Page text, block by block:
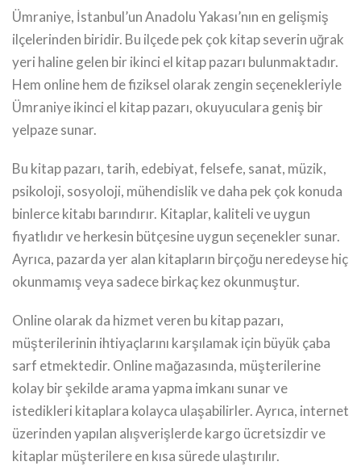
Ümraniye, İstanbul’un Anadolu Yakası’nın en gelişmiş
ilçelerinden biridir. Bu ilçede pek çok kitap severin uğrak
yeri haline gelen bir ikinci el kitap pazarı bulunmaktadır.
Hem online hem de fiziksel olarak zengin seçenekleriyle
Ümraniye ikinci el kitap pazarı, okuyuculara geniş bir
yelpaze sunar.
Bu kitap pazarı, tarih, edebiyat, felsefe, sanat, müzik,
psikoloji, sosyoloji, mühendislik ve daha pek çok konuda
binlerce kitabı barındırır. Kitaplar, kaliteli ve uygun
fiyatlıdır ve herkesin bütçesine uygun seçenekler sunar.
Ayrıca, pazarda yer alan kitapların birçoğu neredeyse hiç
okunmamış veya sadece birkaç kez okunmuştur.
Online olarak da hizmet veren bu kitap pazarı,
müşterilerinin ihtiyaçlarını karşılamak için büyük çaba
sarf etmektedir. Online mağazasında, müşterilerine
kolay bir şekilde arama yapma imkanı sunar ve
istedikleri kitaplara kolayca ulaşabilirler. Ayrıca, internet
üzerinden yapılan alışverişlerde kargo ücretsizdir ve
kitaplar müşterilere en kısa sürede ulaştırılır.